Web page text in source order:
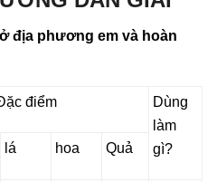
địa phương em và hoàn
điểm
Dùng
làm
gì?
lá hoa Quả